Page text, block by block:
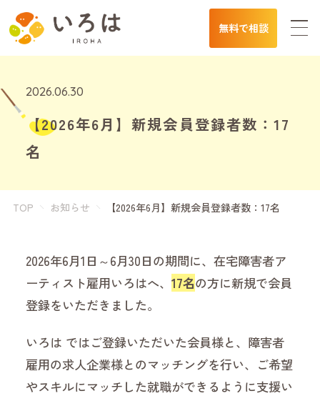
無料で相談
2026.06.30
【2026年6月】新規会員登録者数：17
名
TOP お知らせ 【2026年6月】新規会員登録者数：17名
2026年6月1日～6月30日の期間に、在宅障害者ア
ーティスト雇用いろはへ、17名の方に新規で会員
登録をいただきました。
いろは ではご登録いただいた会員様と、障害者
雇用の求人企業様とのマッチングを行い、ご希望
やスキルにマッチした就職ができるように支援い